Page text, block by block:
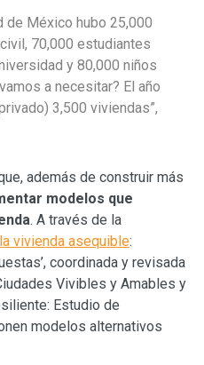
de México hubo 25,000
70,000 estudiantes
y 80,000 niños
a necesitar? El año
3,500 viviendas”,
además de construir más
modelos que
. A través de la
vivienda asequible:
coordinada y revisada
Vivibles y Amables y
Estudio de
modelos alternativos